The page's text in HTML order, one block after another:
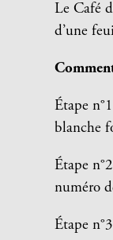
Le Café
d’une
Étape
blanche
Étape
numéro
Étape